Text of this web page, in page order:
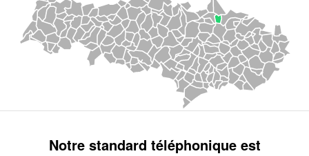
Notre standard téléphonique est